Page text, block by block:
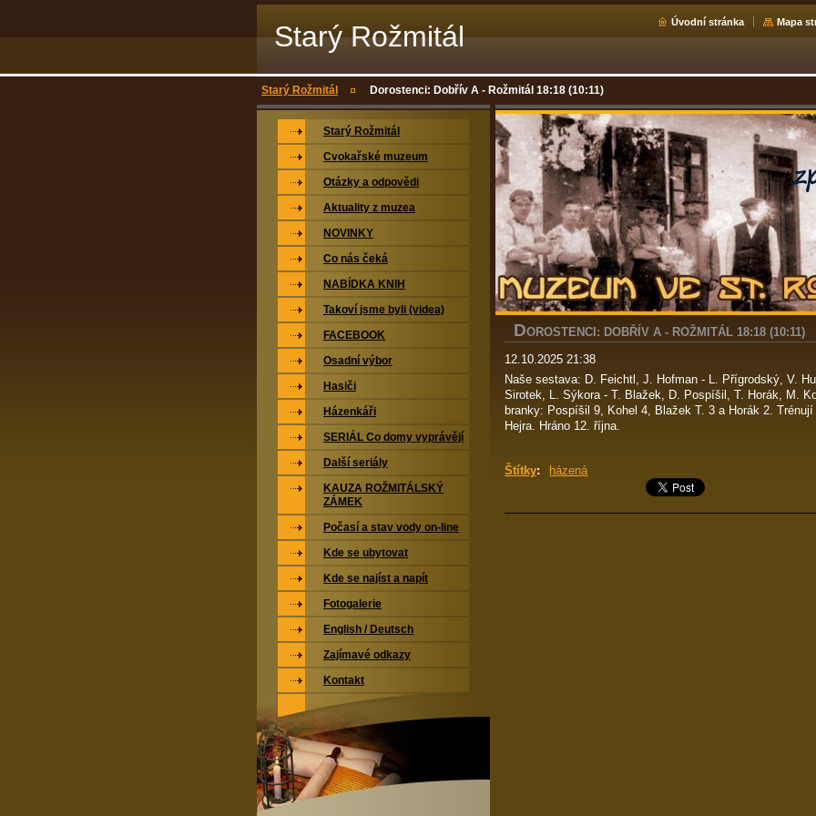
Starý Rožmitál Úvodní stránka Mapa
Starý Rožmitál Dorostenci: Dobřív A - Rožmitál 18:18 (10:11)
DOROSTENCI: DOBŘÍV A - ROŽMITÁL 18:18 (10:11)
12.10.2025 21:38
Naše sestava: D. Feichtl, J. Hofman - L. Přígrodský, V.
Sirotek, L. Sýkora - T. Blažek, D. Pospíšil, T. Horák, M.
branky: Pospíšil 9, Kohel 4, Blažek T. 3 a Horák 2.
Hejra. Hráno 12. října.
Štítky: házená
Starý Rožmitál
Cvokařské muzeum
Otázky a odpovědi
Aktuality z muzea
NOVINKY
Co nás čeká
NABÍDKA KNIH
Takoví jsme byli (videa)
FACEBOOK
Osadní výbor
Hasiči
Házenkáři
SERIÁL Co domy vyprávějí
Další seriály
KAUZA ROŽMITÁLSKÝ
ZÁMEK
Počasí a stav vody on-line
Kde se ubytovat
Kde se najíst a napít
Fotogalerie
English / Deutsch
Zajímavé odkazy
Kontakt